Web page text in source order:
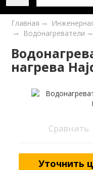
Главная
Водонагреватели
нагрева
Сравнить
Уточнить